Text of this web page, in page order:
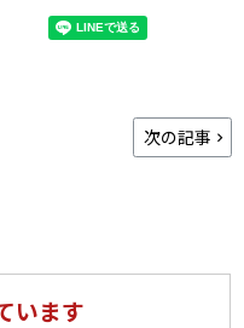
次の記事
います